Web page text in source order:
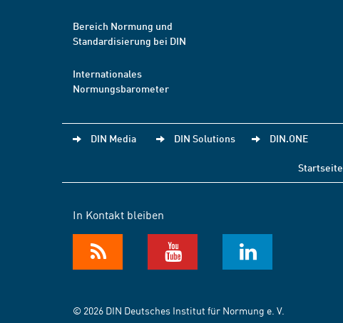
Bereich Normung und
Standardisierung bei DIN
Internationales
Normungsbarometer
DIN Media DIN Solutions DIN.ONE
Startseite
In Kontakt bleiben
© 2026 DIN Deutsches Institut für Normung e. V.